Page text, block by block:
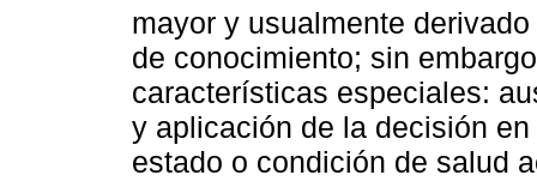
mayor y usualmente
de conocimiento; sin
características especiales:
y aplicación de la decisión
estado o condición de salud